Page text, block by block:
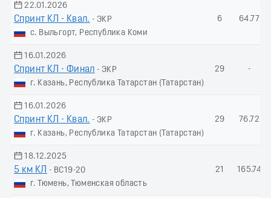
22.01.2026
Спринт КЛ - Квал. - ЭКР
с. Выльгорт, Республика Коми
6 64.77
16.01.2026
Спринт КЛ - Финал - ЭКР
г. Казань, Республика Татарстан (Татарстан)
29 -
16.01.2026
Спринт КЛ - Квал. - ЭКР
г. Казань, Республика Татарстан (Татарстан)
29 76.72
18.12.2025
5 км КЛ
- ВС19-20
г. Тюмень, Тюменская область
21 165.74